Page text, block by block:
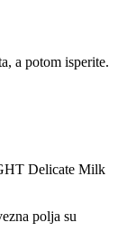
a potom isperite.
Delicate Milk
polja su